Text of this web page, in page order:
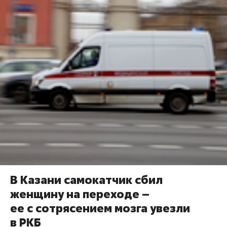
В Казани самокатчик сбил
женщину на переходе –
ее с сотрясением мозга увезли
в РКБ